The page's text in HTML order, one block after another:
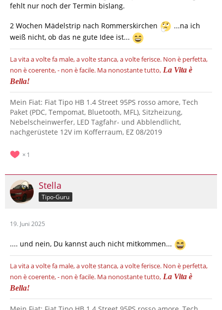
fehlt nur noch der Termin bislang.
2 Wochen Mädelstrip nach Rommerskirchen
...na ich
weiß nicht, ob das ne gute Idee ist...
La vita a volte fa male, a volte stanca, a volte ferisce. Non è perfetta,
non è coerente, - non è facile. Ma nonostante tutto, La Vita è
Bella!
Mein Fiat: Fiat Tipo HB 1.4 Street 95PS rosso amore, Tech
Paket (PDC, Tempomat, Bluetooth, MFL), Sitzheizung,
Nebelscheinwerfer, LED Tagfahr- und Abblendlicht,
nachgerüstete 12V im Kofferraum, EZ 08/2019
1
Stella
Tipo-Guru
19. Juni 2025
.... und nein, Du kannst auch nicht mitkommen...
La vita a volte fa male, a volte stanca, a volte ferisce. Non è perfetta,
non è coerente, - non è facile. Ma nonostante tutto, La Vita è
Bella!